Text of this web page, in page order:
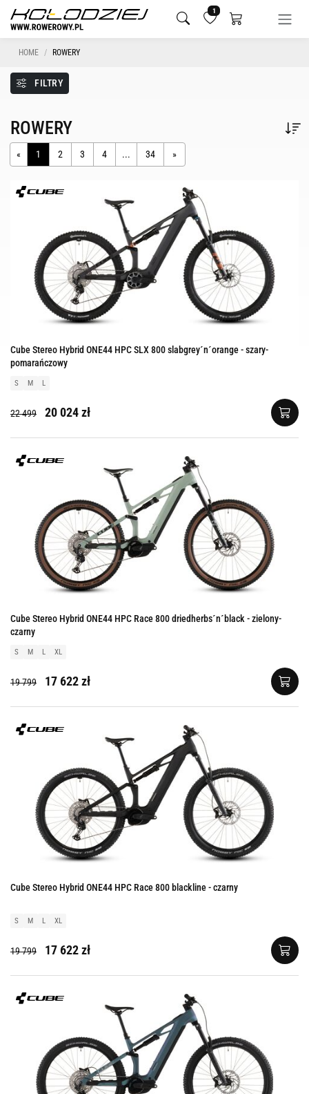
1
HOME ROWERY
FILTRY
ROWERY
« 1 2 3 4 ... 34 »
Cube Stereo Hybrid ONE44 HPC SLX 800 slabgrey´n´orange - szary-
pomarańczowy
S M L
22 499 20 024 zł
Cube Stereo Hybrid ONE44 HPC Race 800 driedherbs´n´black - zielony-
czarny
S M L XL
19 799 17 622 zł
Cube Stereo Hybrid ONE44 HPC Race 800 blackline - czarny
S M L XL
19 799 17 622 zł